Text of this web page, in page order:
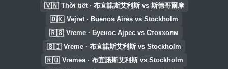
🇻🇳 Thời tiết · 布宜諾斯艾利斯 vs 斯德哥爾摩
🇩🇰 Vejret · Buenos Aires vs Stockholm
🇷🇸 Vreme · Буенос Ајрес vs Стокхолм
🇸🇮 Vreme · 布宜諾斯艾利斯 vs Stockholm
🇷🇴 Vremea · 布宜諾斯艾利斯 vs Stockholm